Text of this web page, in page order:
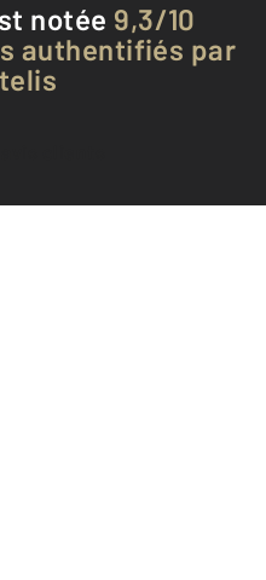
notée 9,3/10
authentifiés par
avis clients